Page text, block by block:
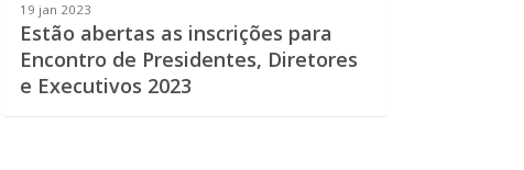
19 jan 2023
Estão abertas as inscrições para
Encontro de Presidentes, Diretores
e Executivos 2023